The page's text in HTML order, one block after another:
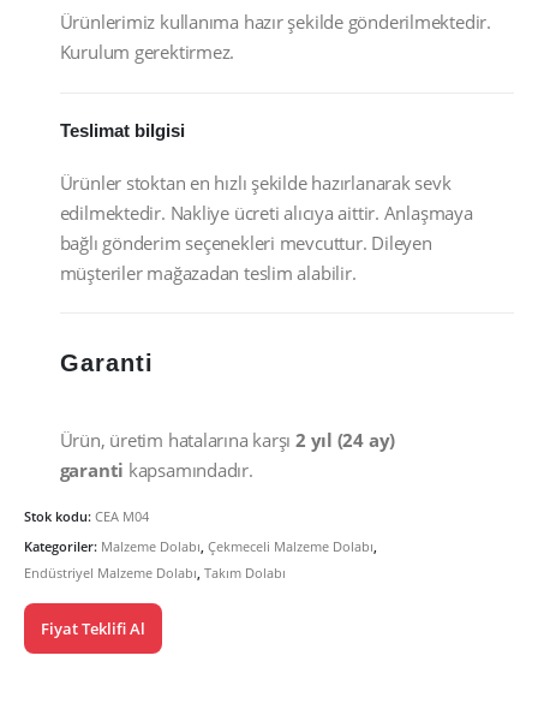
Ürünlerimiz kullanıma hazır şekilde gönderilmektedir.
Kurulum gerektirmez.
Teslimat bilgisi
Ürünler stoktan en hızlı şekilde hazırlanarak sevk
edilmektedir. Nakliye ücreti alıcıya aittir. Anlaşmaya
bağlı gönderim seçenekleri mevcuttur. Dileyen
müşteriler mağazadan teslim alabilir.
Garanti
Ürün, üretim hatalarına karşı2 yıl (24 ay)
garanti kapsamındadır.
Stok kodu: CEA M04
Kategoriler: Malzeme Dolabı, Çekmeceli Malzeme Dolabı,
Endüstriyel Malzeme Dolabı, Takım Dolabı
Fiyat Teklifi Al